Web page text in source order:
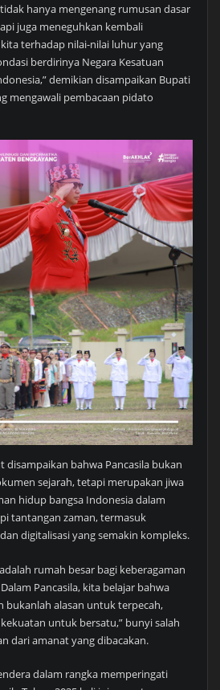
hanya mengenang rumusan dasar
juga meneguhkan kembali
terhadap nilai-nilai luhur yang
berdirinya Negara Kesatuan
demikian disampaikan Bupati
mengawali pembacaan pidato
disampaikan bahwa Pancasila bukan
sejarah, tetapi merupakan jiwa
hidup bangsa Indonesia dalam
tantangan zaman, termasuk
digitalisasi yang semakin kompleks.
rumah besar bagi keberagaman
Pancasila, kita belajar bahwa
bukanlah alasan untuk terpecah,
untuk bersatu,” bunyi salah
dari amanat yang dibacakan.
dalam rangka memperingati